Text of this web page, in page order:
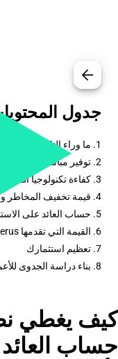
arrow_back
جدول
1. ما وراء التكلفة: فهم قيمة MDM
2. توفير مباشر في التكاليف يتراكم مع الوقت
3. كفاءة تكنولوجيا المعلومات ومكاسب الإنتاجية
4. قيمة تخفيف المخاطر والامتثال
5. حساب العائد على الاستثمار (ROI) لنظام MDM الخاص بك
6. القيمة التي تقدمها Cerberus
7. تعظيم استثمارك
8. بناء دراسة الجدوى للأعمال
حساب العائد